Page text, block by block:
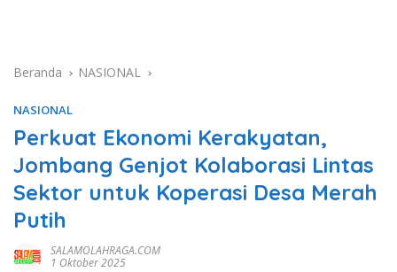
Beranda NASIONAL
NASIONAL
Perkuat Ekonomi Kerakyatan,
Jombang Genjot Kolaborasi Lintas
Sektor untuk Koperasi Desa Merah
Putih
SALAMOLAHRAGA.COM
1 Oktober 2025